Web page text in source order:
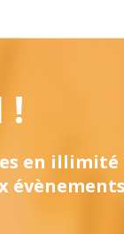
!
en illimité